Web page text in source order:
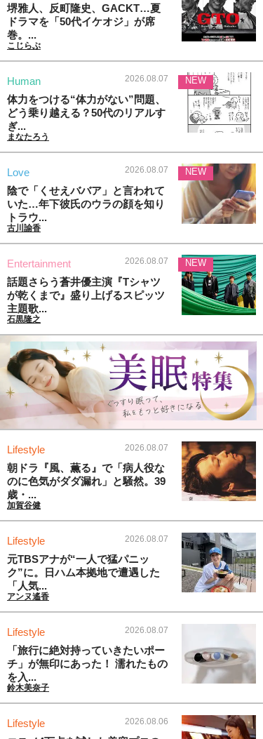
堺雅人、反町隆史、GACKT…夏
ドラマを「50代イケオジ」が席
巻。...
こじらぶ
Human 2026.08.07
体力をつける“体力がない”問題、
どう乗り越える？50代のリアルす
ぎ...
まなたろう
NEW
Love 2026.08.07
陰で「くせえババア」と言われて
いた…年下彼氏のウラの顔を知り
トラウ...
古川諭香
NEW
Entertainment 2026.08.07
話題さらう蒼井優主演『Tシャツ
が乾くまで』盛り上げるスピッツ
主題歌...
石黒隆之
NEW
Lifestyle 2026.08.07
朝ドラ『風、薫る』で「病人役な
のに色気がダダ漏れ」と騒然。39
歳・...
加賀谷健
Lifestyle 2026.08.07
元TBSアナが“一人で猛パニッ
ク”に。日ハム本拠地で遭遇した
「人気...
アンヌ遙香
Lifestyle 2026.08.07
「旅行に絶対持っていきたいポー
チ」が無印にあった！ 濡れたもの
を入...
鈴木美奈子
Lifestyle 2026.08.06